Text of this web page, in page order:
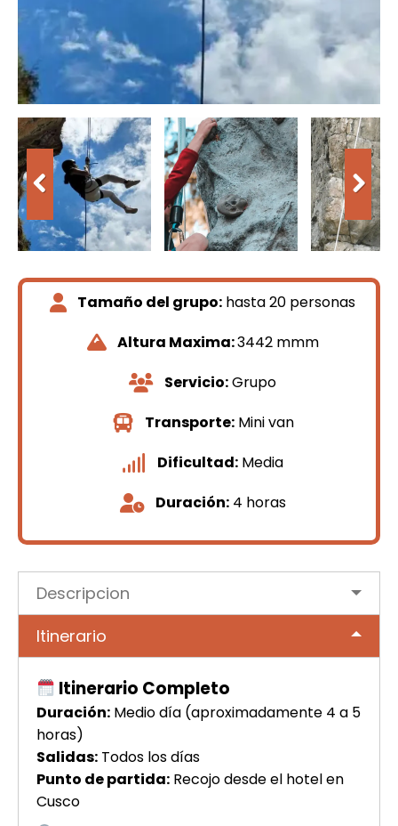
Tamaño del grupo: hasta 20 personas
Altura Maxima:3442 mmm
Servicio:Grupo
Transporte:Mini van
Dificultad: Media
Duración:4 horas
Descripcion
Itinerario
Itinerario Completo
Duración: Medio día (aproximadamente 4 a 5
horas)
Salidas: Todos los días
Punto de partida: Recojo desde el hotel en
Cusco